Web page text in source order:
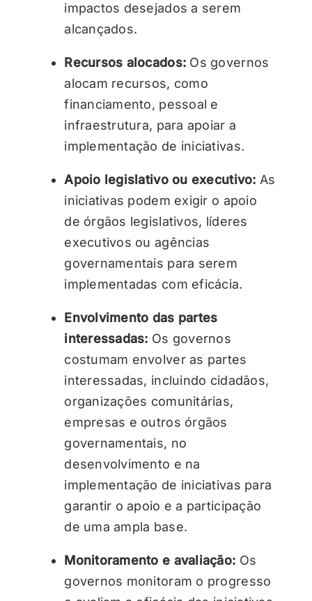
impactos desejados a serem
alcançados.
Recursos alocados: Os governos
alocam recursos, como
financiamento, pessoal e
infraestrutura, para apoiar a
implementação de iniciativas.
Apoio legislativo ou executivo: As
iniciativas podem exigir o apoio
de órgãos legislativos, líderes
executivos ou agências
governamentais para serem
implementadas com eficácia.
Envolvimento das partes
interessadas: Os governos
costumam envolver as partes
interessadas, incluindo cidadãos,
organizações comunitárias,
empresas e outros órgãos
governamentais, no
desenvolvimento e na
implementação de iniciativas para
garantir o apoio e a participação
de uma ampla base.
Monitoramento e avaliação: Os
governos monitoram o progresso